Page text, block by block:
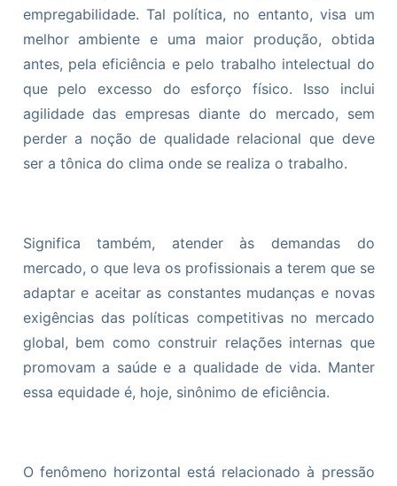
empregabilidade. Tal política, no entanto, visa um
melhor ambiente e uma maior produção, obtida
antes, pela eficiência e pelo trabalho intelectual do
que pelo excesso do esforço físico. Isso inclui
agilidade das empresas diante do mercado, sem
perder a noção de qualidade relacional que deve
ser a tônica do clima onde se realiza o trabalho.
Significa também, atender às demandas do
mercado, o que leva os profissionais a terem que se
adaptar e aceitar as constantes mudanças e novas
exigências das políticas competitivas no mercado
global, bem como construir relações internas que
promovam a saúde e a qualidade de vida. Manter
essa equidade é, hoje, sinônimo de eficiência.
O fenômeno horizontal está relacionado à pressão